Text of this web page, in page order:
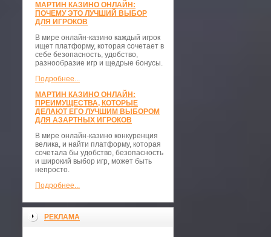
МАРТИН КАЗИНО ОНЛАЙН:
ПОЧЕМУ ЭТО ЛУЧШИЙ ВЫБОР
ДЛЯ ИГРОКОВ
В мире онлайн-казино каждый игрок
ищет платформу, которая сочетает в
себе безопасность, удобство,
разнообразие игр и щедрые бонусы.
Подробнее...
МАРТИН КАЗИНО ОНЛАЙН:
ПРЕИМУЩЕСТВА, КОТОРЫЕ
ДЕЛАЮТ ЕГО ЛУЧШИМ ВЫБОРОМ
ДЛЯ АЗАРТНЫХ ИГРОКОВ
В мире онлайн-казино конкуренция
велика, и найти платформу, которая
сочетала бы удобство, безопасность
и широкий выбор игр, может быть
непросто.
Подробнее...
РЕКЛАМА